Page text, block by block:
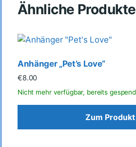
Ähnliche Produkte
Anhänger „Pet’s Love“
€8.00
Zum Produkt